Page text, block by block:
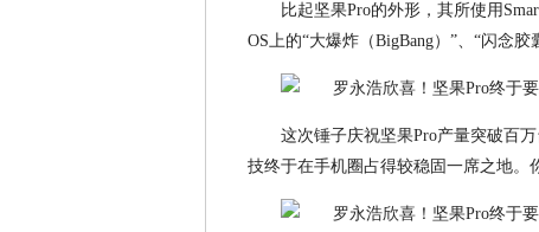
比起坚果Pro的外形，其所使用
OS上的“大爆炸（BigBang）”、“闪念胶
这次锤子庆祝坚果Pro产量突破百
技终于在手机圈占得较稳固一席之地。